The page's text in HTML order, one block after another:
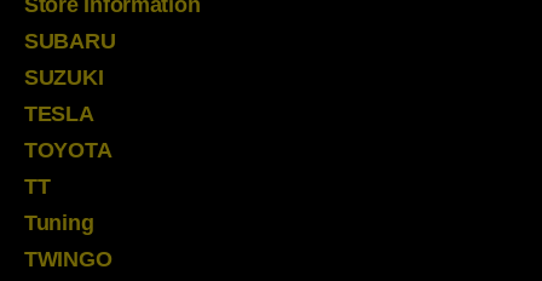
SUBARU
SUZUKI
TESLA
TOYOTA
TT
Tuning
TWINGO